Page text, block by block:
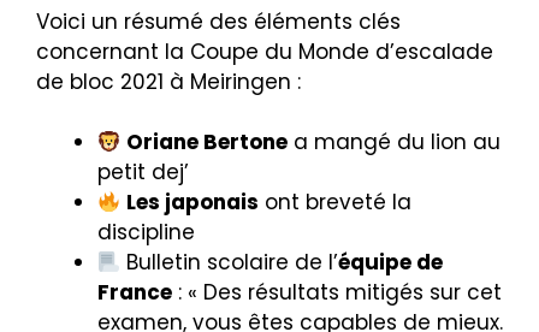
Voici un résumé des éléments clés
concernant la Coupe du Monde d’escalade
de bloc 2021 à Meiringen :
Oriane Bertone a mangé du lion au
petit dej’
Les japonais ont breveté la
discipline
Bulletin scolaire de l’équipe de
France : « Des résultats mitigés sur cet
examen, vous êtes capables de mieux.